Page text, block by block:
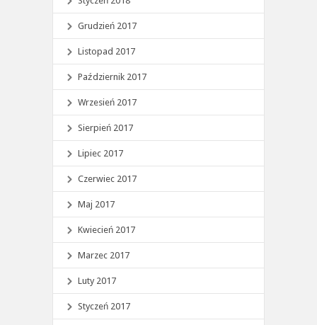
Grudzień 2017
Listopad 2017
Październik 2017
Wrzesień 2017
Sierpień 2017
Lipiec 2017
Czerwiec 2017
Maj 2017
Kwiecień 2017
Marzec 2017
Luty 2017
Styczeń 2017